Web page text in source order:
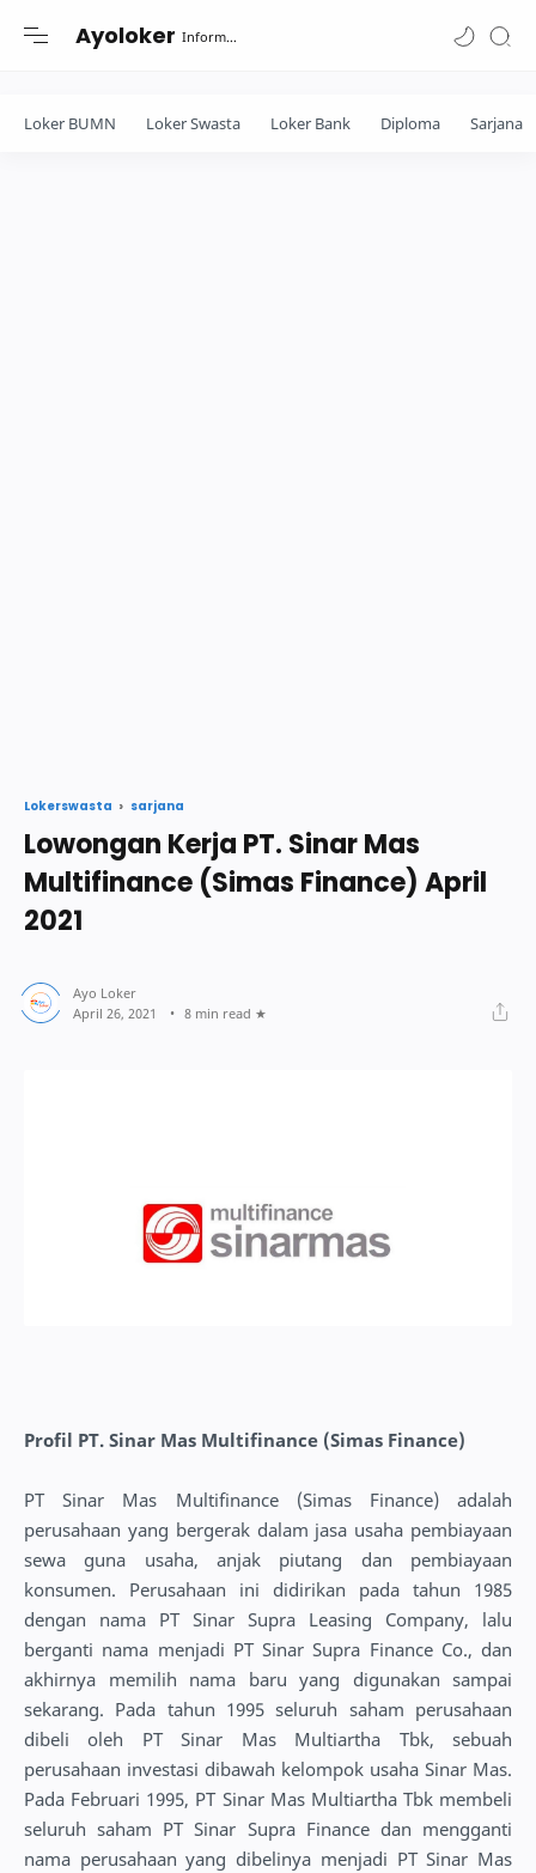
Ayoloker Informasi lowongan khusus Fresh Graduate lulusan Diploma-Sarjana....
Loker BUMN Loker Swasta Loker Bank Diploma Sarjana
Lokerswasta sarjana
Lowongan Kerja PT. Sinar Mas
Multifinance (Simas Finance) April
2021
8 min read
Profil PT. Sinar Mas Multifinance (Simas Finance)
PT Sinar Mas Multifinance (Simas Finance) adalah
perusahaan yang bergerak dalam jasa usaha pembiayaan
sewa guna usaha, anjak piutang dan pembiayaan
konsumen. Perusahaan ini didirikan pada tahun 1985
dengan nama PT Sinar Supra Leasing Company, lalu
berganti nama menjadi PT Sinar Supra Finance Co., dan
akhirnya memilih nama baru yang digunakan sampai
sekarang. Pada tahun 1995 seluruh saham perusahaan
dibeli oleh PT Sinar Mas Multiartha Tbk, sebuah
perusahaan investasi dibawah kelompok usaha Sinar Mas.
Pada Februari 1995, PT Sinar Mas Multiartha Tbk membeli
seluruh saham PT Sinar Supra Finance dan mengganti
nama perusahaan yang dibelinya menjadi PT Sinar Mas